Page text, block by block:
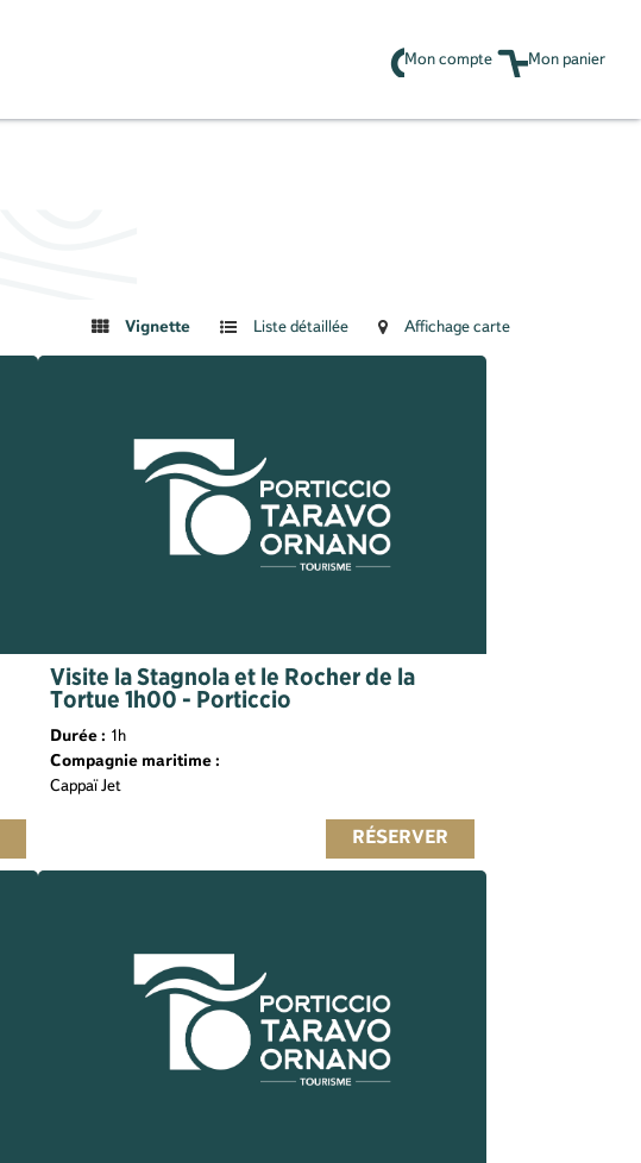
Mon compte Mon panier
Vignette Liste détaillée Affichage carte
Visite la Stagnola et le Rocher de la
Tortue 1h00 - Porticcio
Durée : 1h
Compagnie maritime :
Cappaï Jet
RÉSERVER